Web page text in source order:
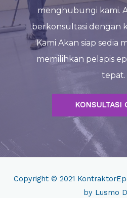
menghubungi kami.
berkonsultasi dengan
Kami Akan siap sedia
memilihkan pelapis
tepat.
KONSULTASI
Copyright © 2021
by Lusmo